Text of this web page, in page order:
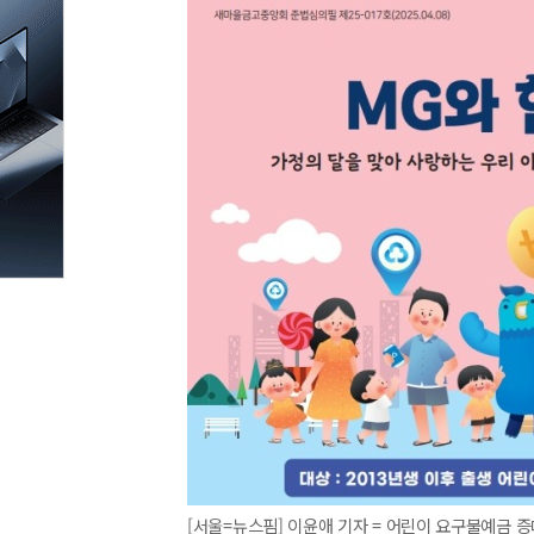
[서울=뉴스핌] 이윤애 기자 = 어린이 요구불예금